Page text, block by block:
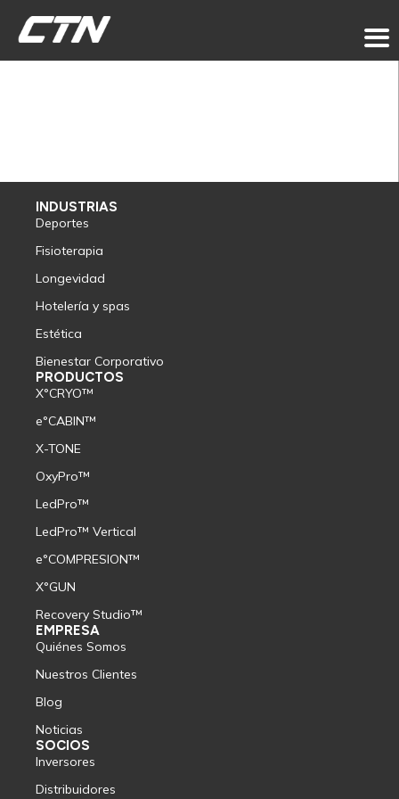
INDUSTRIAS
Deportes
Fisioterapia
Longevidad
Hotelería y spas
Estética
Bienestar Corporativo
PRODUCTOS
X°CRYO™
e°CABIN™
X-TONE
OxyPro™
LedPro™
LedPro™ Vertical
e°COMPRESION™
X°GUN
Recovery Studio™
EMPRESA
Quiénes Somos
Nuestros Clientes
Blog
Noticias
SOCIOS
Inversores
Distribuidores